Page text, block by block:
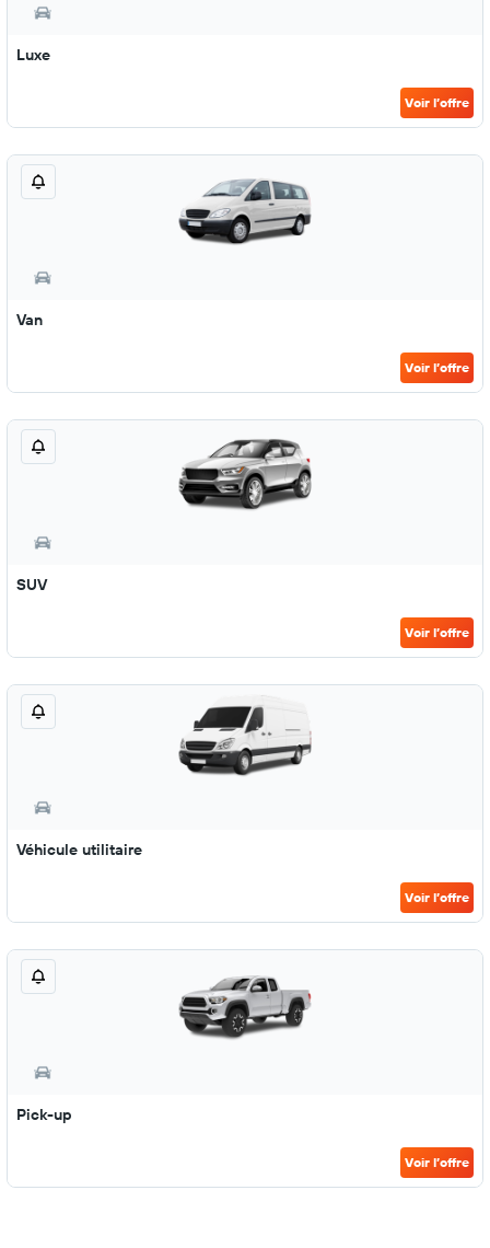
Luxe
Voir l’offre
Van
Voir l’offre
SUV
Voir l’offre
Véhicule utilitaire
Voir l’offre
Pick-up
Voir l’offre